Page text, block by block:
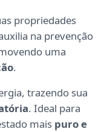
propriedades
na prevenção
uma
.
trazendo sua
. Ideal para
mais puro e